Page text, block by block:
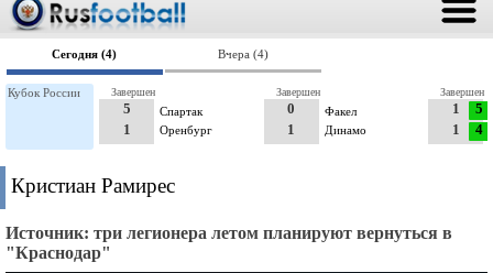
Сегодня (4) Вчера (4)
Кубок России
Спартак
5
1
Оренбург
Завершен
Факел
0
1
Динамо
Завершен
1
1
5
4
Завершен
Кристиан Рамирес
Источник: три легионера летом планируют вернуться в
"Краснодар"